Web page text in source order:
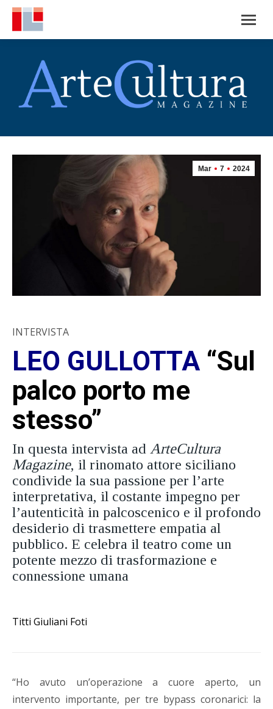
Mar 7 2024
INTERVISTA
LEO GULLOTTA “Sul
palco porto me
stesso”
In questa intervista ad ArteCultura
Magazine, il rinomato attore siciliano
condivide la sua passione per l’arte
interpretativa, il costante impegno per
l’autenticità in palcoscenico e il profondo
desiderio di trasmettere empatia al
pubblico. E celebra il teatro come un
potente mezzo di trasformazione e
connessione umana
Titti Giuliani Foti
“Ho avuto un’operazione a cuore aperto, un
intervento importante, per tre bypass coronarici: la